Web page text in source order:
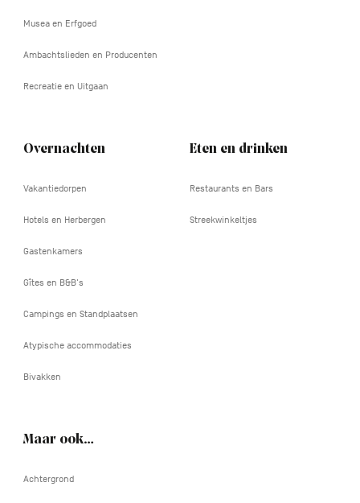
Musea en Erfgoed
Ambachtslieden en Producenten
Recreatie en Uitgaan
Overnachten
Vakantiedorpen
Hotels en Herbergen
Gastenkamers
Gîtes en B&B's
Campings en Standplaatsen
Atypische accommodaties
Bivakken
Eten en drinken
Restaurants en Bars
Streekwinkeltjes
Maar ook…
Achtergrond